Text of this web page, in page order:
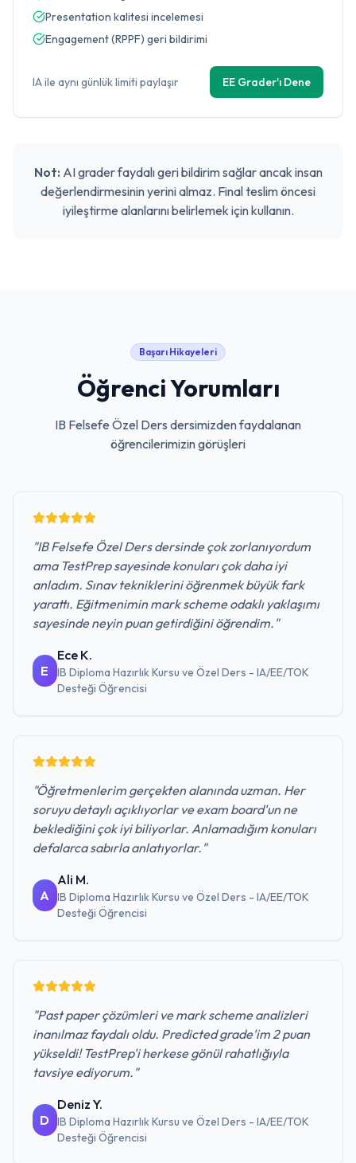
Presentation kalitesi incelemesi
Engagement (RPPF) geri bildirimi
IA ile aynı günlük limiti paylaşır EE Grader'ı Dene
Not: AI grader faydalı geri bildirim sağlar ancak insan
değerlendirmesinin yerini almaz. Final teslim öncesi
iyileştirme alanlarını belirlemek için kullanın.
Başarı Hikayeleri
Öğrenci Yorumları
IB Felsefe Özel Ders dersimizden faydalanan
öğrencilerimizin görüşleri
"IB Felsefe Özel Ders dersinde çok zorlanıyordum
ama TestPrep sayesinde konuları çok daha iyi
anladım. Sınav tekniklerini öğrenmek büyük fark
yarattı. Eğitmenimin mark scheme odaklı yaklaşımı
sayesinde neyin puan getirdiğini öğrendim. "
E
Ece K.
IB Diploma Hazırlık Kursu ve Özel Ders - IA/EE/TOK
Desteği Öğrencisi
"Öğretmenlerim gerçekten alanında uzman. Her
soruyu detaylı açıklıyorlar ve exam board'un ne
beklediğini çok iyi biliyorlar. Anlamadığım konuları
defalarca sabırla anlatıyorlar. "
A
Ali M.
IB Diploma Hazırlık Kursu ve Özel Ders - IA/EE/TOK
Desteği Öğrencisi
"Past paper çözümleri ve mark scheme analizleri
inanılmaz faydalı oldu. Predicted grade'im 2 puan
yükseldi! TestPrep'i herkese gönül rahatlığıyla
tavsiye ediyorum. "
D
Deniz Y.
IB Diploma Hazırlık Kursu ve Özel Ders - IA/EE/TOK
Desteği Öğrencisi